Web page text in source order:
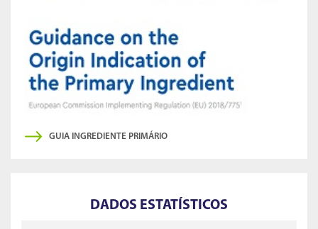
GUIA INGREDIENTE PRIMÁRIO
DADOS ESTATÍSTICOS